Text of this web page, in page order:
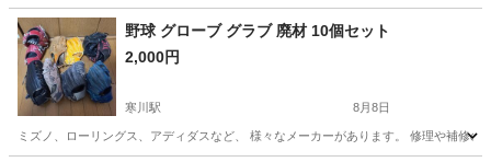
神奈川 横浜市 ストリートスポーツ スケート
野球 グローブ グラブ 廃材 10個セット
2,000円
寒川駅 8月8日
ミズノ、ローリングス、アディダスなど、 様々なメーカーがあります。 修理や補修